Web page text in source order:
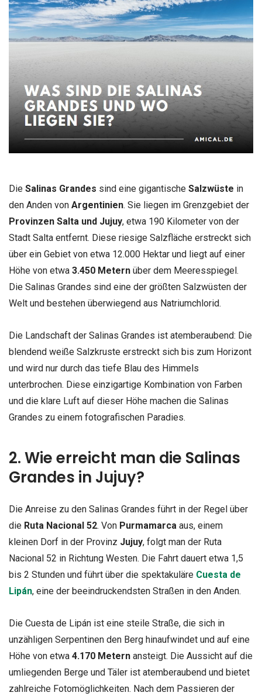
Die Salinas Grandes sind eine gigantische Salzwüste in
den Anden von Argentinien. Sie liegen im Grenzgebiet der
Provinzen Salta und Jujuy, etwa 190 Kilometer von der
Stadt Salta entfernt. Diese riesige Salzfläche erstreckt sich
über ein Gebiet von etwa 12.000 Hektar und liegt auf einer
Höhe von etwa 3.450 Metern über dem Meeresspiegel.
Die Salinas Grandes sind eine der größten Salzwüsten der
Welt und bestehen überwiegend aus Natriumchlorid.
Die Landschaft der Salinas Grandes ist atemberaubend: Die
blendend weiße Salzkruste erstreckt sich bis zum Horizont
und wird nur durch das tiefe Blau des Himmels
unterbrochen. Diese einzigartige Kombination von Farben
und die klare Luft auf dieser Höhe machen die Salinas
Grandes zu einem fotografischen Paradies.
2. Wie erreicht man die Salinas
Grandes in Jujuy?
Die Anreise zu den Salinas Grandes führt in der Regel über
die Ruta Nacional 52. Von Purmamarca aus, einem
kleinen Dorf in der Provinz Jujuy, folgt man der Ruta
Nacional 52 in Richtung Westen. Die Fahrt dauert etwa 1,5
bis 2 Stunden und führt über die spektakuläre Cuesta de
Lipán, eine der beeindruckendsten Straßen in den Anden.
Die Cuesta de Lipán ist eine steile Straße, die sich in
unzähligen Serpentinen den Berg hinaufwindet und auf eine
Höhe von etwa 4.170 Metern ansteigt. Die Aussicht auf die
umliegenden Berge und Täler ist atemberaubend und bietet
zahlreiche Fotomöglichkeiten. Nach dem Passieren der